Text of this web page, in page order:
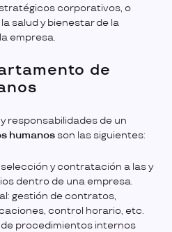
corporativos, o
salud y bienestar de la
empresa.
de
responsabilidades de un
humanos son las siguientes:
y contratación a las y
dentro de una empresa.
gestión de contratos,
control horario, etc.
procedimientos internos